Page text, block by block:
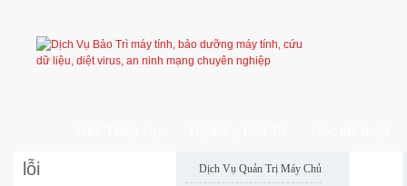
Dịch Vụ Quản Trị Máy Chủ
lỗi